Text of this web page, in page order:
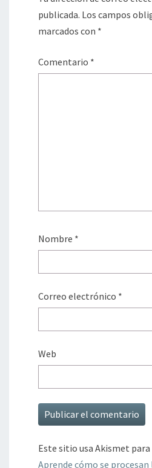
publicada. Los campos
marcados con *
Comentario *
Nombre *
Correo electrónico *
Web
Este sitio usa Akismet
Aprende cómo se